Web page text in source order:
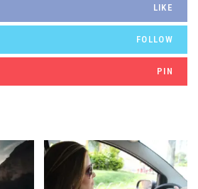
LIKE
FOLLOW
PIN